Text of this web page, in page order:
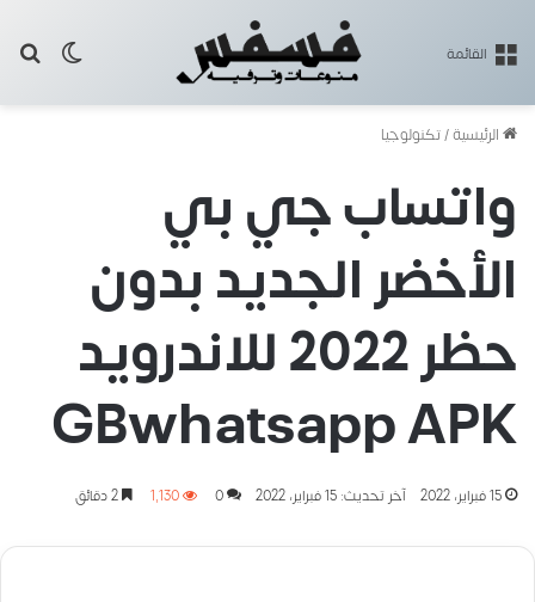
القائمة
الرئيسية/تكنولوجيا
واتساب جي بي
الأخضر الجديد بدون
حظر 2022 للاندرويد
GBwhatsapp APK
15 فبراير، 2022 آخر تحديث: 15 فبراير، 2022 0 1٬130